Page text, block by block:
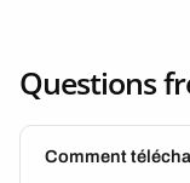
Questions
Comment